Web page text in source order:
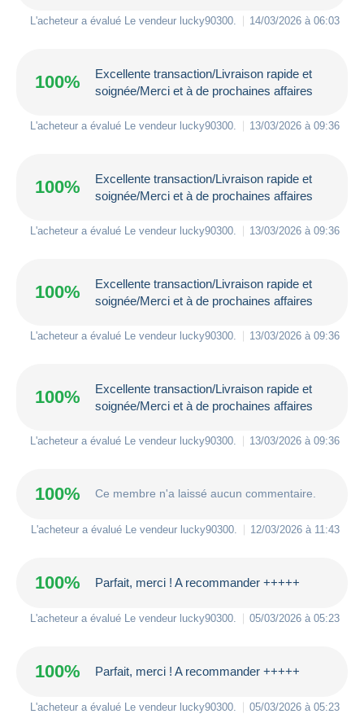
L'acheteur a évalué Le vendeur lucky90300 14/03/2026 à 06:03
100%
Excellente transaction/Livraison rapide et
soignée/Merci et à de prochaines affaires
L'acheteur a évalué Le vendeur lucky90300 13/03/2026 à 09:36
100%
Excellente transaction/Livraison rapide et
soignée/Merci et à de prochaines affaires
L'acheteur a évalué Le vendeur lucky90300 13/03/2026 à 09:36
100%
Excellente transaction/Livraison rapide et
soignée/Merci et à de prochaines affaires
L'acheteur a évalué Le vendeur lucky90300 13/03/2026 à 09:36
100%
Excellente transaction/Livraison rapide et
soignée/Merci et à de prochaines affaires
L'acheteur a évalué Le vendeur lucky90300 13/03/2026 à 09:36
100% Ce membre n'a laissé aucun commentaire.
L'acheteur a évalué Le vendeur lucky90300 12/03/2026 à 11:43
100% Parfait, merci ! A recommander +++++
L'acheteur a évalué Le vendeur lucky90300 05/03/2026 à 05:23
100% Parfait, merci ! A recommander +++++
L'acheteur a évalué Le vendeur lucky90300 05/03/2026 à 05:23